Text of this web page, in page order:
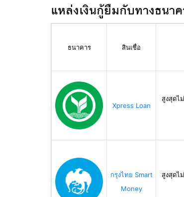
แหล่งเงินกู้ยืมกับทางธนา
ธนาคาร สินเชื่อ
Xpress Loan
สูงสุดไ
กรุงไทย Smart
Money
สูงสุดไ